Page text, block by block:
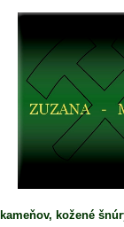
kameňov, kožené